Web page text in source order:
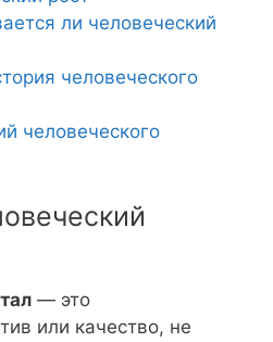
ли человеческий
человеческого
человеческого
— это
или качество, не